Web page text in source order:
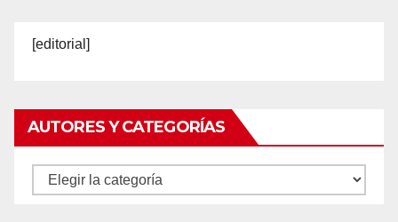
[editorial]
AUTORES Y CATEGORÍAS
Autores